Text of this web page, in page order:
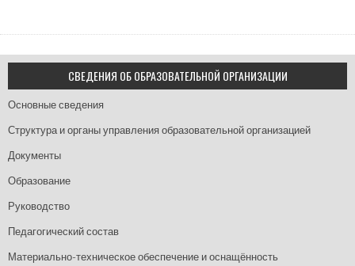
СВЕДЕНИЯ ОБ ОБРАЗОВАТЕЛЬНОЙ ОРГАНИЗАЦИИ
Основные сведения
Структура и органы управления образовательной организацией
Документы
Образование
Руководство
Педагогический состав
Материально-техническое обеспечение и оснащённость